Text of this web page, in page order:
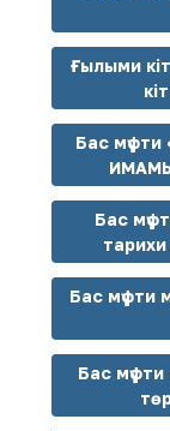
Ғылыми
Бас
Бас
Бас мүфти
Бас